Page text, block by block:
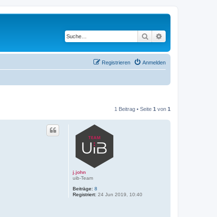
Suche
Anmelden
Registrieren
1 Beitrag • Seite 1 von 1
j.john
uib-Team
Beiträge: 8
Registriert: 24 Jun 2019, 10:40